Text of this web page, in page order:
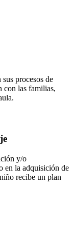
procesos de
con las familias,
y/o
en la adquisición de
recibe un plan